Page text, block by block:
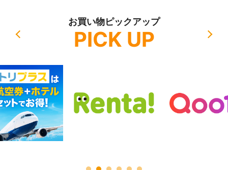
お買い物ピックアップ
PICK UP